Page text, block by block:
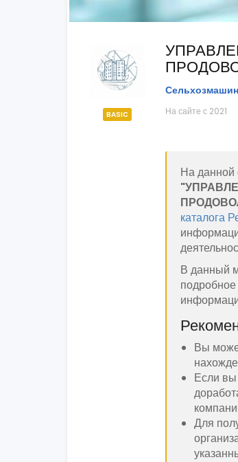
BASIC На сайте с 2021
На данной
каталога
В данный
Вы
Если вы
Для